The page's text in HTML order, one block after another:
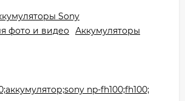
Sony
фото и видео Аккумуляторы
np-fh100;fh100;